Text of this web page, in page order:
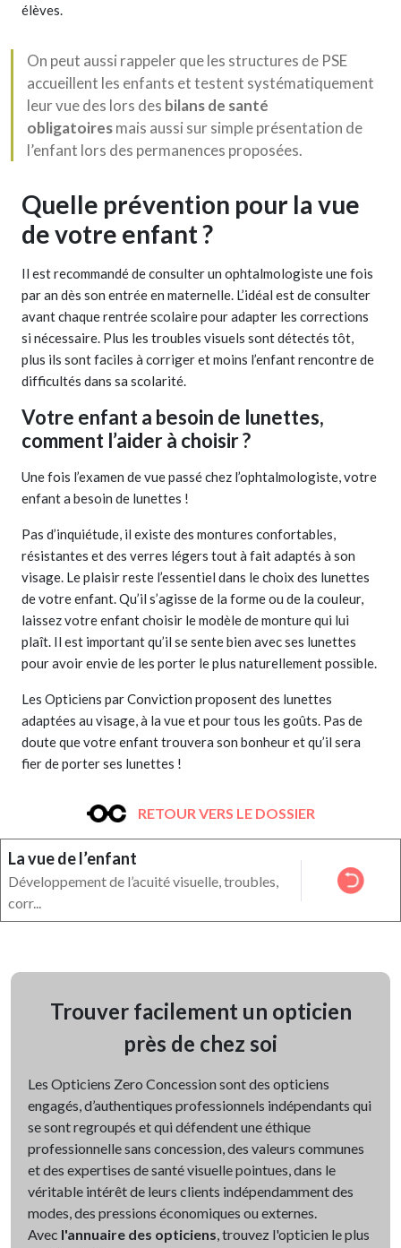
élèves.
On peut aussi rappeler que les structures de PSE
accueillent les enfants et testent systématiquement
leur vue des lors des bilans de santé
obligatoiresmais aussi sur simple présentation de
l’enfant lors des permanences proposées.
Quelle prévention pour la vue
de votre enfant ?
Il est recommandé de consulter un ophtalmologiste une fois
par an dès son entrée en maternelle. L’idéal est de consulter
avant chaque rentrée scolaire pour adapter les corrections
si nécessaire. Plus les troubles visuels sont détectés tôt,
plus ils sont faciles à corriger et moins l’enfant rencontre de
difficultés dans sa scolarité.
Votre enfant a besoin de lunettes,
comment l’aider à choisir ?
Une fois l’examen de vue passé chez l’ophtalmologiste, votre
enfant a besoin de lunettes !
Pas d’inquiétude, il existe des montures confortables,
résistantes et des verres légers tout à fait adaptés à son
visage. Le plaisir reste l’essentiel dans le choix des lunettes
de votre enfant. Qu’il s’agisse de la forme ou de la couleur,
laissez votre enfant choisir le modèle de monture qui lui
plaît. Il est important qu’il se sente bien avec ses lunettes
pour avoir envie de les porter le plus naturellement possible.
Les Opticiens par Conviction proposent des lunettes
adaptées au visage, à la vue et pour tous les goûts. Pas de
doute que votre enfant trouvera son bonheur et qu’il sera
fier de porter ses lunettes !
RETOUR VERS LE DOSSIER
La vue de l’enfant
Développement de l’acuité visuelle, troubles,
corr...
Trouver facilement un opticien
près de chez soi
Les Opticiens Zero Concession sont des opticiens
engagés, d’authentiques professionnels indépendants qui
se sont regroupés et qui défendent une éthique
professionnelle sans concession, des valeurs communes
et des expertises de santé visuelle pointues, dans le
véritable intérêt de leurs clients indépendamment des
modes, des pressions économiques ou externes.
Avec l'annuaire des opticiens, trouvez l'opticien le plus